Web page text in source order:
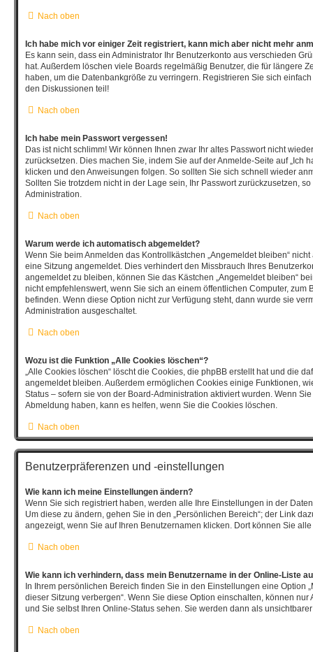
Nach oben
Ich habe mich vor einiger Zeit registriert, kann mich aber nicht mehr
Es kann sein, dass ein Administrator Ihr Benutzerkonto aus verschieden
hat. Außerdem löschen viele Boards regelmäßig Benutzer, die für längere
haben, um die Datenbankgröße zu verringern. Registrieren Sie sich
den Diskussionen teil!
Nach oben
Ich habe mein Passwort vergessen!
Das ist nicht schlimm! Wir können Ihnen zwar Ihr altes Passwort nicht
zurücksetzen. Dies machen Sie, indem Sie auf der Anmelde-Seite auf „Ich
klicken und den Anweisungen folgen. So sollten Sie sich schnell wieder
Sollten Sie trotzdem nicht in der Lage sein, Ihr Passwort zurückzusetzen,
Administration.
Nach oben
Warum werde ich automatisch abgemeldet?
Wenn Sie beim Anmelden das Kontrollkästchen „Angemeldet bleiben“
eine Sitzung angemeldet. Dies verhindert den Missbrauch Ihres
angemeldet zu bleiben, können Sie das Kästchen „Angemeldet bleiben“
nicht empfehlenswert, wenn Sie sich an einem öffentlichen Computer, zum
befinden. Wenn diese Option nicht zur Verfügung steht, dann wurde sie
Administration ausgeschaltet.
Nach oben
Wozu ist die Funktion „Alle Cookies löschen“?
„Alle Cookies löschen“ löscht die Cookies, die phpBB erstellt hat und die
angemeldet bleiben. Außerdem ermöglichen Cookies einige Funktionen,
Status – sofern sie von der Board-Administration aktiviert wurden. Wenn
Abmeldung haben, kann es helfen, wenn Sie die Cookies löschen.
Nach oben
Benutzerpräferenzen und -einstellungen
Wie kann ich meine Einstellungen ändern?
Wenn Sie sich registriert haben, werden alle Ihre Einstellungen in der
Um diese zu ändern, gehen Sie in den „Persönlichen Bereich“; der Link
angezeigt, wenn Sie auf Ihren Benutzernamen klicken. Dort können Sie
Nach oben
Wie kann ich verhindern, dass mein Benutzername in der Online-Liste
In Ihrem persönlichen Bereich finden Sie in den Einstellungen eine Option
dieser Sitzung verbergen“. Wenn Sie diese Option einschalten, können nur
und Sie selbst Ihren Online-Status sehen. Sie werden dann als
Nach oben